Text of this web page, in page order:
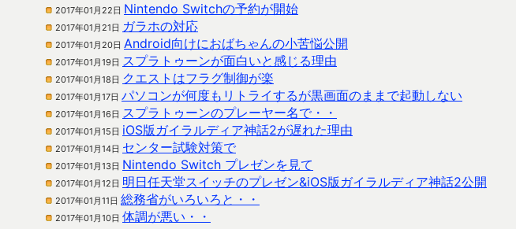
2017年01月22日 Nintendo Switchの予約が開始
2017年01月21日 ガラホの対応
2017年01月20日 Android向けにおばちゃんの小苦悩公開
2017年01月19日 スプラトゥーンが面白いと感じる理由
2017年01月18日 クエストはフラグ制御が楽
2017年01月17日 パソコンが何度もリトライするが黒画面のままで起動しない
2017年01月16日 スプラトゥーンのプレーヤー名で・・
2017年01月15日 iOS版ガイラルディア神話2が遅れた理由
2017年01月14日 センター試験対策で
2017年01月13日 Nintendo Switch プレゼンを見て
2017年01月12日 明日任天堂スイッチのプレゼン&iOS版ガイラルディア神話2公開
2017年01月11日 総務省がいろいろと・・
2017年01月10日 体調が悪い・・